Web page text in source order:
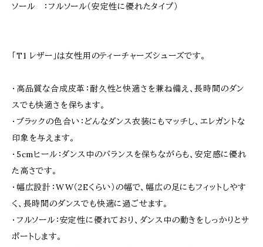
ソール ：フルソール（安定性に優れたタイプ）
「T1 レザー」は女性用のティーチャーズシューズです。
・高品質な合成皮革：耐久性と快適さを兼ね備え、長時間のダン
スでも快適さを保ちます。
・ブラックの色合い：どんなダンス衣装にもマッチし、エレガントな
印象を与えます。
・5cmヒール：ダンス中のバランスを保ちながらも、安定感に優れ
た高さです。
・幅広設計：WW（2Eくらい）の幅で、幅広の足にもフィットしやす
く、長時間のダンスでも快適に過ごせます。
・フルソール：安定性に優れており、ダンス中の動きをしっかりとサ
ポートします。